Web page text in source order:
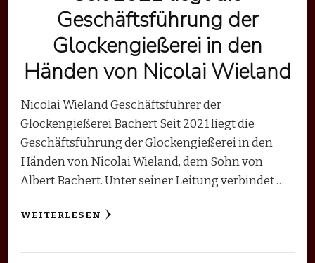
Geschäftsführung der
Glockengießerei in den
Händen von Nicolai Wieland
Nicolai Wieland Geschäftsführer der
Glockengießerei Bachert Seit 2021 liegt die
Geschäftsführung der Glockengießerei in den
Händen von Nicolai Wieland, dem Sohn von
Albert Bachert. Unter seiner Leitung verbindet …
WEITERLESEN